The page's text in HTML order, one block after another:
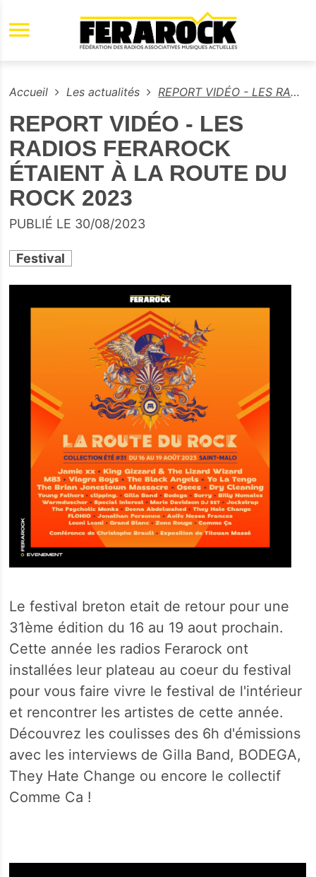
Aller au contenu principal
Accueil Les actualités REPORT VIDÉO - LES RADIOS FERAROCK ÉTAIENT À LA ROUTE DU ROCK 2023
REPORT VIDÉO - LES
RADIOS FERAROCK
ÉTAIENT À LA ROUTE DU
ROCK 2023
PUBLIÉ LE 30/08/2023
Festival
Le festival breton etait de retour pour une
31ème édition du 16 au 19 aout prochain.
Cette année les radios Ferarock ont
installées leur plateau au coeur du festival
pour vous faire vivre le festival de l'intérieur
et rencontrer les artistes de cette année.
Découvrez les coulisses des 6h d'émissions
avec les interviews de Gilla Band, BODEGA,
They Hate Change ou encore le collectif
Comme Ca !